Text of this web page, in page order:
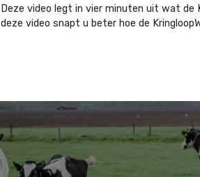
Deze video legt in vier minuten uit wat de
deze video snapt u beter hoe de